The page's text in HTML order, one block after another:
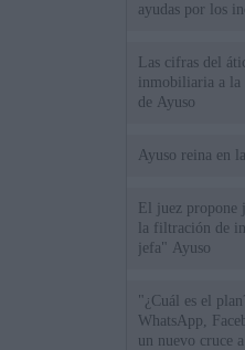
ayudas por los
Las cifras del
inmobiliaria a la
de Ayuso
Ayuso reina en
El juez propone
la filtración de
jefa" Ayuso
"¿Cuál es el
WhatsApp,
un nuevo cruce